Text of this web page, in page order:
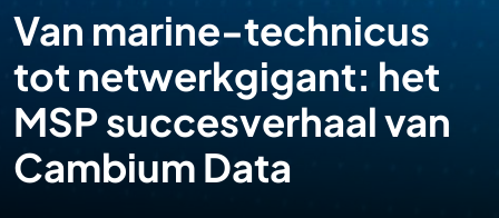
Van marine-technicus
tot netwerkgigant: het
MSP succesverhaal van
Cambium Data